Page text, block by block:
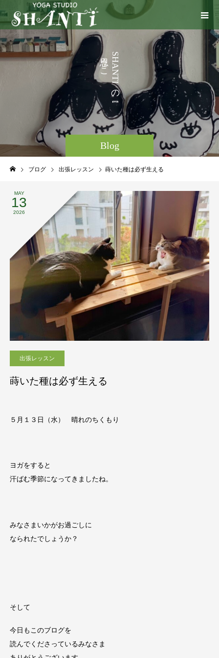
Blog
S
H
A
N
T
I
の
。
う
こ
と
な
ブログ 出張レッスン 蒔いた種は必ず生える
MAY
13
2026
出張レッスン
蒔いた種は必ず生える
５月１３日（水） 晴れのちくもり
ヨガをすると
汗ばむ季節になってきましたね。
みなさまいかがお過ごしに
なられたでしょうか？
そして
今日もこのブログを
読んでくださっているみなさま